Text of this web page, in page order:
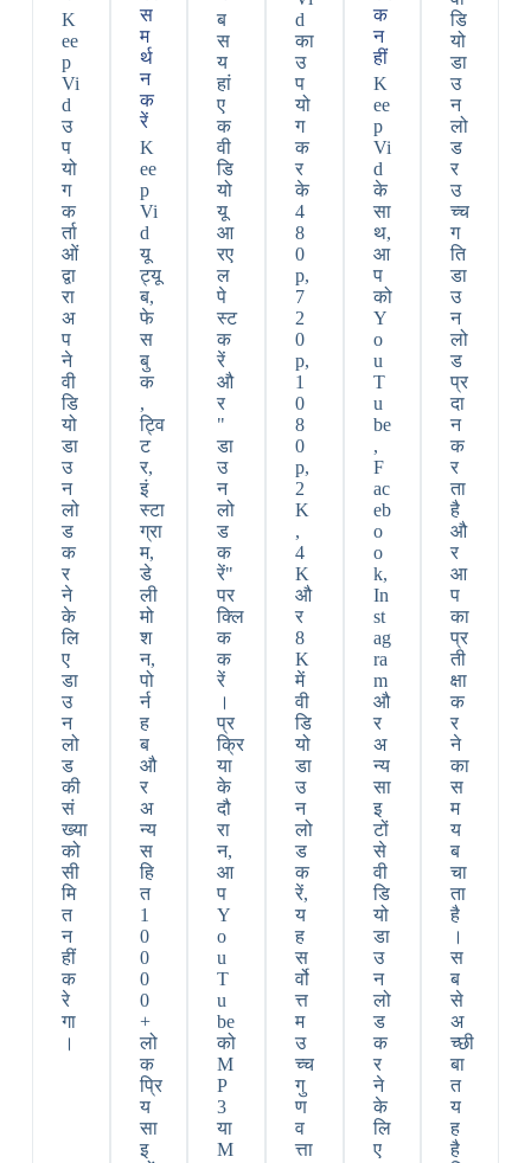
K
ee
p
Vi
d
उ
प
यो
ग
क
र्ता
ओं
द्वा
रा
अ
प
ने
वी
डि
यो
डा
उ
न
लो
ड
क
र
ने
के
लि
ए
डा
उ
न
लो
ड
की
सं
ख्या
को
सी
मि
त
न
हीं
क
रे
गा
।
स
म
र्थ
न
क
रें
K
ee
p
Vi
d
यू
ट्यू
ब,
फे
स
बु
क
,
ट्वि
ट
र,
इं
स्टा
ग्रा
म,
डे
ली
मो
श
न,
पो
र्न
ह
ब
औ
र
अ
न्य
स
हि
त
1
0
0
0
0
+
लो
क
प्रि
य
सा
इ
ब
स
य
हां
ए
क
वी
डि
यो
यू
आ
रए
ल
पे
स्ट
क
रें
औ
र
"
डा
उ
न
लो
ड
क
रें"
पर
क्लि
क
क
रें
।
प्र
क्रि
या
के
दौ
रा
न,
आ
प
Y
o
u
T
u
be
को
M
P
3
या
M
d
का
उ
प
यो
ग
क
र
के
4
8
0
p,
7
2
0
p,
1
0
8
0
p,
2
K
,
4
K
औ
र
8
K
में
वी
डि
यो
डा
उ
न
लो
ड
क
रें,
य
ह
स
र्वो
त्त
म
उ
च्च
गु
ण
व
त्ता
क
न
हीं
K
ee
p
Vi
d
के
सा
थ,
आ
प
को
Y
o
u
T
u
be
,
F
ac
eb
o
o
k,
In
st
ag
ra
m
औ
र
अ
न्य
सा
इ
टों
से
वी
डि
यो
डा
उ
न
लो
ड
क
र
ने
के
लि
ए
डि
यो
डा
उ
न
लो
ड
र
उ
च्च
ग
ति
डा
उ
न
लो
ड
प्र
दा
न
क
र
ता
है
औ
र
आ
प
का
प्र
ती
क्षा
क
र
ने
का
स
म
य
ब
चा
ता
है
।
स
ब
से
अ
च्छी
बा
त
य
ह
है